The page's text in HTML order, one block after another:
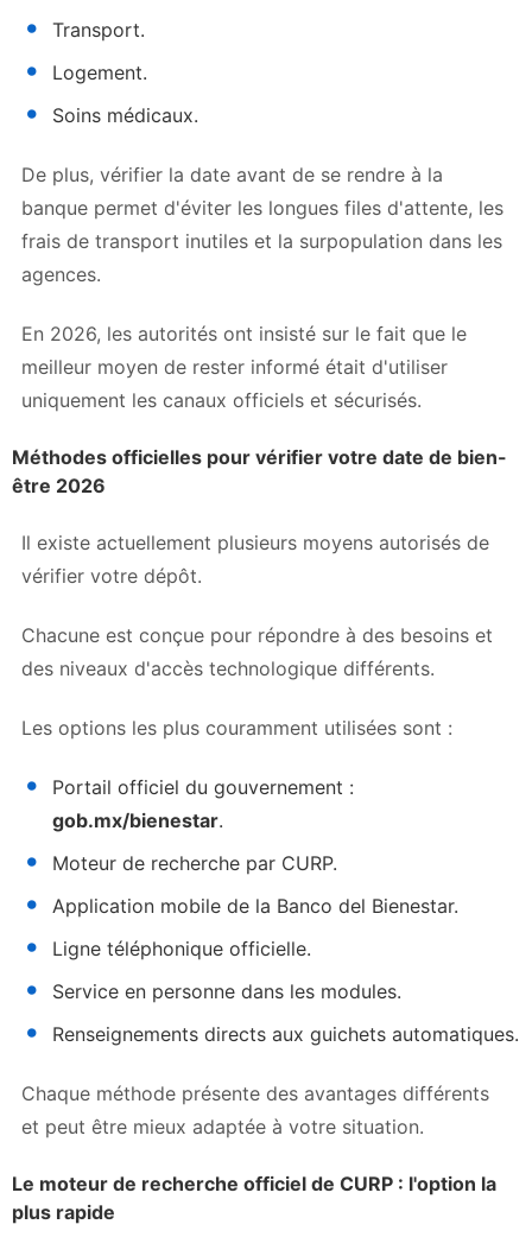
Transport.
Logement.
Soins médicaux.
De plus, vérifier la date avant de se rendre à la
banque permet d'éviter les longues files d'attente, les
frais de transport inutiles et la surpopulation dans les
agences.
En 2026, les autorités ont insisté sur le fait que le
meilleur moyen de rester informé était d'utiliser
uniquement les canaux officiels et sécurisés.
Méthodes officielles pour vérifier votre date de bien-
être 2026
Il existe actuellement plusieurs moyens autorisés de
vérifier votre dépôt.
Chacune est conçue pour répondre à des besoins et
des niveaux d'accès technologique différents.
Les options les plus couramment utilisées sont :
Portail officiel du gouvernement :
gob.mx/bienestar.
Moteur de recherche par CURP.
Application mobile de la Banco del Bienestar.
Ligne téléphonique officielle.
Service en personne dans les modules.
Renseignements directs aux guichets automatiques.
Chaque méthode présente des avantages différents
et peut être mieux adaptée à votre situation.
Le moteur de recherche officiel de CURP : l'option la
plus rapide